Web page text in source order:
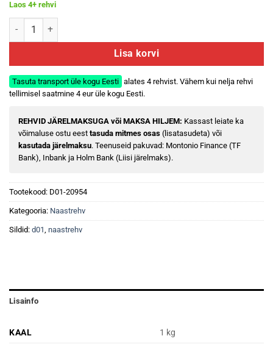
Laos 4+ rehvi
MICHELIN X-ICE NORTH 4 205/55 R17 kogus
Lisa korvi
Tasuta transport üle kogu Eesti alates 4 rehvist. Vähem kui nelja rehvi
tellimisel saatmine 4 eur üle kogu Eesti.
REHVID JÄRELMAKSUGA või MAKSA HILJEM: Kassast leiate ka
võimaluse ostu eest tasuda mitmes osas (lisatasudeta) või
kasutada järelmaksu. Teenuseid pakuvad: Montonio Finance (TF
Bank), Inbank ja Holm Bank (Liisi järelmaks).
Tootekood: D01-20954
Kategooria: Naastrehv
Sildid: d01 naastrehv
Lisainfo
KAAL 1 kg